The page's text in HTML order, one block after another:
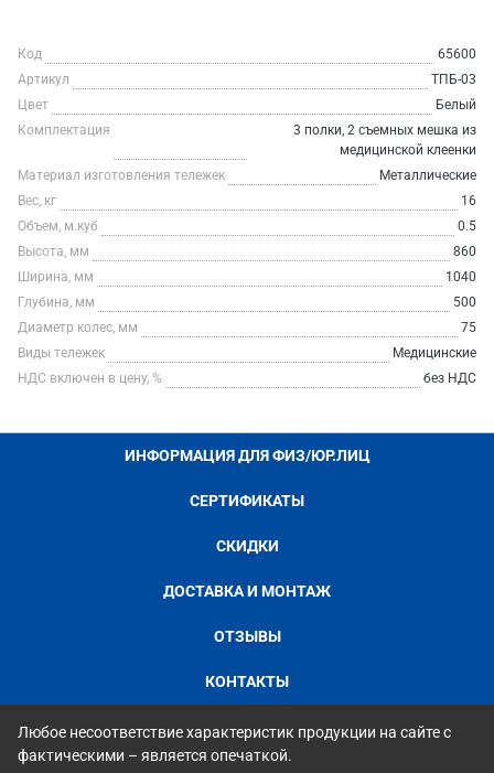
Код
65600
Артикул
ТПБ-03
Цвет
Белый
Комплектация
3 полки, 2 съемных мешка из
медицинской клеенки
Материал изготовления тележек
Металлические
Вес, кг
16
Объем, м.куб
0.5
Высота, мм
860
Ширина, мм
1040
Глубина, мм
500
Диаметр колес, мм
75
Виды тележек
Медицинские
НДС включен в цену, %
без НДС
ИНФОРМАЦИЯ ДЛЯ ФИЗ/ЮР.ЛИЦ
СЕРТИФИКАТЫ
СКИДКИ
ДОСТАВКА И МОНТАЖ
ОТЗЫВЫ
КОНТАКТЫ
Любое несоответствие характеристик продукции на сайте с
фактическими – является опечаткой.